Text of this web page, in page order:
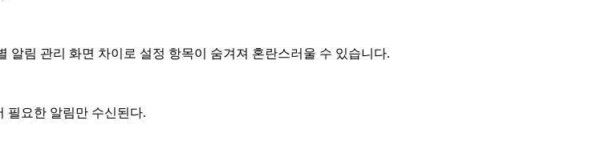
림 관리 화면 차이로 설정 항목이 숨겨져 혼란스러울 수 있습니다.
필요한 알림만 수신된다.